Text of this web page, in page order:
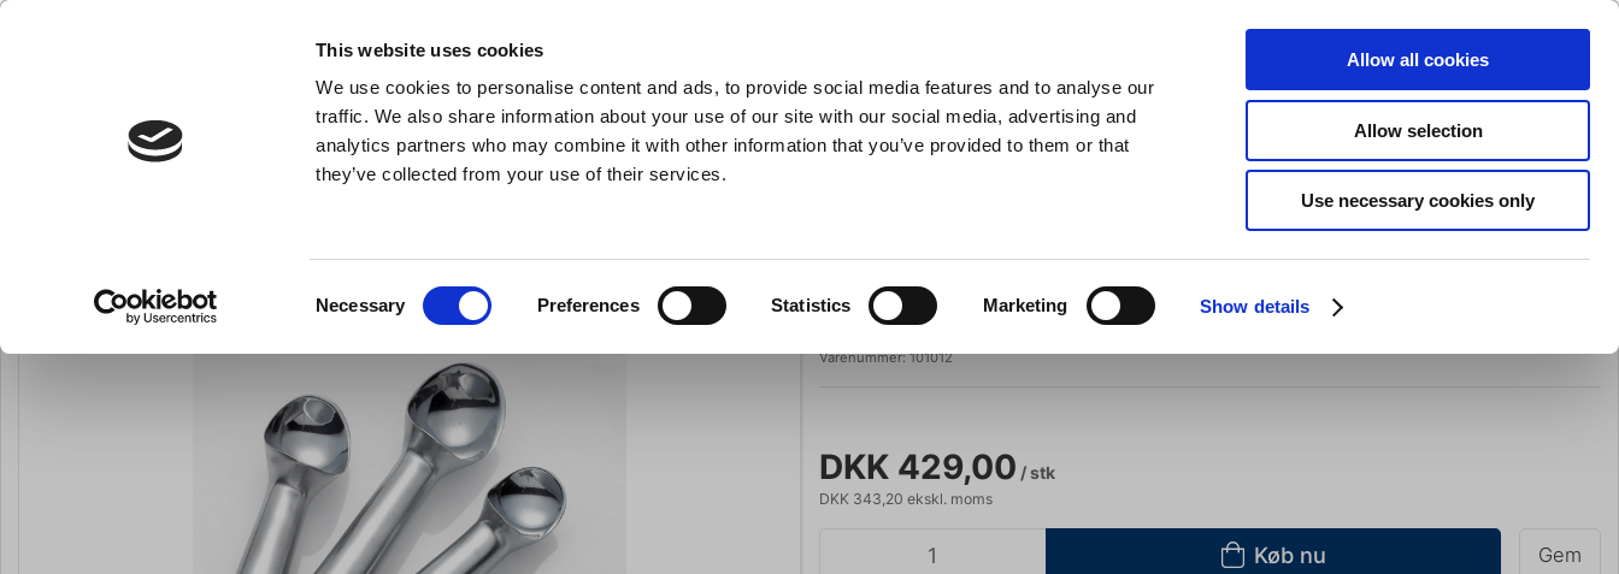
This website uses cookies
We use cookies to personalise content and ads, to provide social media features and to analyse our
traffic. We also share information about your use of our site with our social media, advertising and
analytics partners who may combine it with other information that you’ve provided to them or that
they’ve collected from your use of their services.
Necessary Preferences Statistics Marketing Show details
Allow all cookies
Allow selection
Use necessary cookies only
- Køkkenudstyr til professionelle og entusiaster Søg Indkøbskurv (0)
Køkkenredskaber Gryder & Pander Grill Barudstyr Tilbud Brands Slibning
Stöckel
Isske 1/12 ltr.
Varenummer:101012
DKK 429,00 / stk
DKK 343,20 ekskl. moms
Køb nu Gem